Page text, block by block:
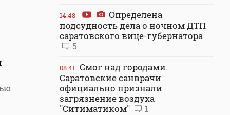
14:48
Определена
подсудность дела о ночном ДТП
саратовского вице-губернатора
5
08:41 Смог над городами.
Саратовские санврачи
официально признали
загрязнение воздуха
"Ситиматиком"
1